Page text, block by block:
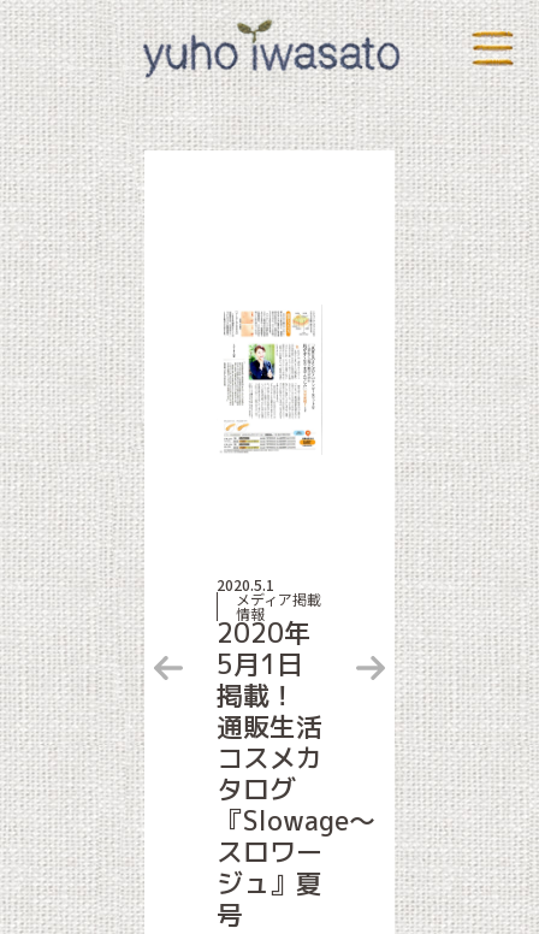
2020.5.1
メディア掲載
情報
2020年
5月1日
掲載！
通販生活
コスメカ
タログ
『Slowage〜
スロワー
ジュ』夏
号